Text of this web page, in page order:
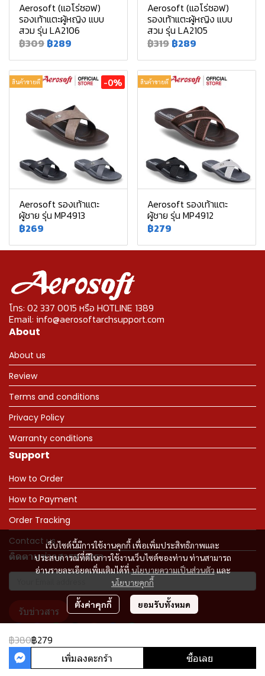
Aerosoft (แอโร่ซอฟ)
รองเท้าแตะผู้หญิง แบบ
สวม รุ่น LA2106
฿309 ฿289
Aerosoft (แอโร่ซอฟ)
รองเท้าแตะผู้หญิง แบบ
สวม รุ่น LA2105
฿319 ฿289
สินค้าขายดี -0%
Aerosoft รองเท้าแตะ
ผู้ชาย รุ่น MP4913
฿269
สินค้าขายดี
Aerosoft รองเท้าแตะ
ผู้ชาย รุ่น MP4912
฿279
฿380฿279
เพิ่มลงตะกร้า ซื้อเลย
เว็บไซต์นี้มีการใช้งานคุกกี้ เพื่อเพิ่มประสิทธิภาพและ
ประสบการณ์ที่ดีในการใช้งานเว็บไซต์ของท่าน ท่านสามารถ
อ่านรายละเอียดเพิ่มเติมได้ที่นโยบายความเป็นส่วนตัวและ
นโยบายคุกกี้
ตั้งค่าคุกกี้ ยอมรับทั้งหมด
โทร: 02 337 0015 หรือ HOTLINE 1389
Email: info@aerosoftarchsupport.com
About
About us
Review
Terms and conditions
Privacy Policy
Warranty conditions
Support
How to Order
How to Payment
Order Tracking
Contact us
ติดตามข่าวสารจากเรา
รับข่าวสาร
Copyright 2023 | All Rights Reserved | Powered by MWE